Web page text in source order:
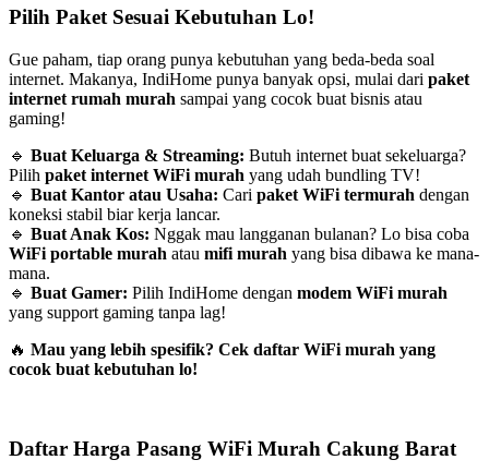
Pilih Paket Sesuai Kebutuhan Lo!
Gue paham, tiap orang punya kebutuhan yang beda-beda soal
internet. Makanya, IndiHome punya banyak opsi, mulai dari paket
internet rumah murah sampai yang cocok buat bisnis atau
gaming!
🔹 Buat Keluarga & Streaming: Butuh internet buat sekeluarga?
Pilih paket internet WiFi murah yang udah bundling TV!
🔹 Buat Kantor atau Usaha: Cari paket WiFi termurah dengan
koneksi stabil biar kerja lancar.
🔹 Buat Anak Kos: Nggak mau langganan bulanan? Lo bisa coba
WiFi portable murah atau mifi murah yang bisa dibawa ke mana-
mana.
🔹 Buat Gamer: Pilih IndiHome dengan modem WiFi murah
yang support gaming tanpa lag!
🔥 Mau yang lebih spesifik? Cek daftar WiFi murah yang
cocok buat kebutuhan lo!
Daftar Harga Pasang WiFi Murah Cakung Barat